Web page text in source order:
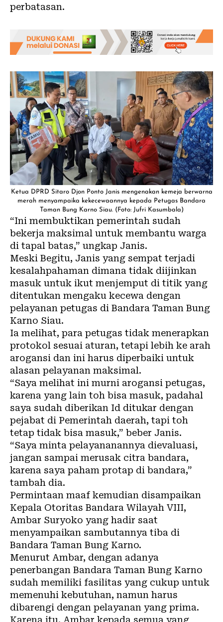
perbatasan.
Ketua DPRD Sitaro Djon Ponto Janis mengenakan kemeja berwarna
merah menyampaika kekecewaannya kepada Petugas Bandara
Taman Bung Karno Siau. (Foto: Jufri Kasumbala)
“Ini membuktikan pemerintah sudah
bekerja maksimal untuk membantu warga
di tapal batas,” ungkap Janis.
Meski Begitu, Janis yang sempat terjadi
kesalahpahaman dimana tidak diijinkan
masuk untuk ikut menjemput di titik yang
ditentukan mengaku kecewa dengan
pelayanan petugas di Bandara Taman Bung
Karno Siau.
Ia melihat, para petugas tidak menerapkan
protokol sesuai aturan, tetapi lebih ke arah
arogansi dan ini harus diperbaiki untuk
alasan pelayanan maksimal.
“Saya melihat ini murni arogansi petugas,
karena yang lain toh bisa masuk, padahal
saya sudah diberikan Id ditukar dengan
pejabat di Pemerintah daerah, tapi toh
tetap tidak bisa masuk,” beber Janis.
“Saya minta pelayananannya dievaluasi,
jangan sampai merusak citra bandara,
karena saya paham protap di bandara,”
tambah dia.
Permintaan maaf kemudian disampaikan
Kepala Otoritas Bandara Wilayah VIII,
Ambar Suryoko yang hadir saat
menyampaikan sambutannya tiba di
Bandara Taman Bung Karno.
Menurut Ambar, dengan adanya
penerbangan Bandara Taman Bung Karno
sudah memiliki fasilitas yang cukup untuk
memenuhi kebutuhan, namun harus
dibarengi dengan pelayanan yang prima.
Karena itu, Ambar kepada semua yang